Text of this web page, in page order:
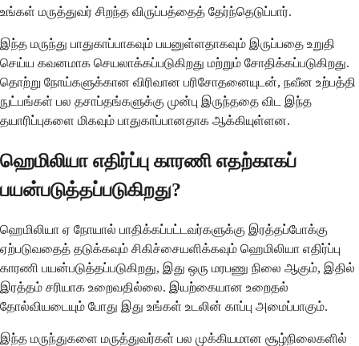
உங்கள் மருத்துவர் சிறந்த விருப்பத்தைத் தேர்ந்தெடுப்பார்.
இந்த மருந்து பாதுகாப்பாகவும் பயனுள்ளதாகவும் இருப்பதை உறுதி
செய்ய கவனமாக செயலாக்கப்படுகிறது மற்றும் சோதிக்கப்படுகிறது.
தொற்று நோய்களுக்கான விரிவான பரிசோதனையுடன், நவீன உற்பத்தி
நுட்பங்கள் பல தசாப்தங்களுக்கு முன்பு இருந்ததை விட இந்த
தயாரிப்புகளை மிகவும் பாதுகாப்பானதாக ஆக்கியுள்ளன.
ஹெமிலியா எதிர்ப்பு காரணி எதற்காகப்
பயன்படுத்தப்படுகிறது?
ஹெமிலியா ஏ நோயால் பாதிக்கப்பட்டவர்களுக்கு இரத்தப்போக்கு
ஏற்படுவதைத் தடுக்கவும் சிகிச்சையளிக்கவும் ஹெமிலியா எதிர்ப்பு
காரணி பயன்படுத்தப்படுகிறது, இது ஒரு மரபணு நிலை ஆகும், இதில்
இரத்தம் சரியாக உறைவதில்லை. இயற்கையான உறைதல்
தோல்வியடையும் போது இது உங்கள் உடலின் காப்பு அமைப்பாகும்.
இந்த மருந்துகளை மருத்துவர்கள் பல முக்கியமான சூழ்நிலைகளில்